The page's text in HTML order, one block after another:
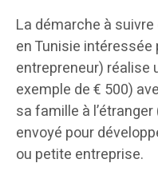
La démarche à
en Tunisie intéressée
entrepreneur) réalise
exemple de € 500)
sa famille à
envoyé pour
ou petite entreprise.